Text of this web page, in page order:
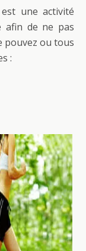
une activité
afin de ne pas
pouvez ou tous
: